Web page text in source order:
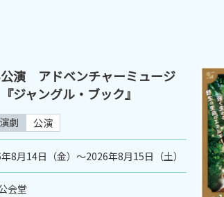
演 アドベンチャーミュージ
ジャングル・ブック』
劇 公演
8月14日（金）～2026年8月15日（土）
会堂